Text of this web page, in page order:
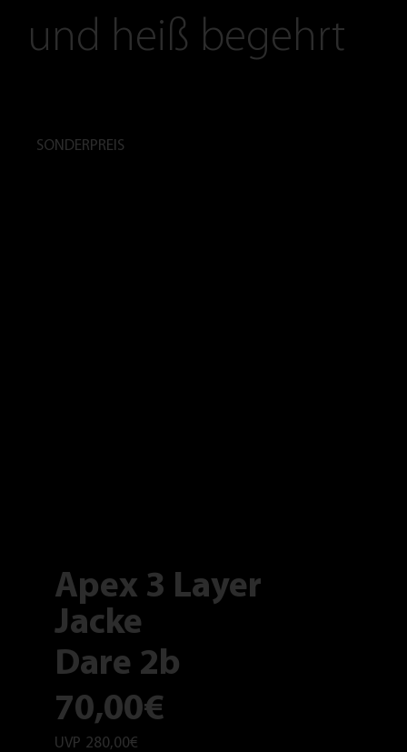
Apex 3 Layer
Jacke
Dare 2b
70,00€
UVP 280,00€
SONDERPREIS
und heiß begehrt